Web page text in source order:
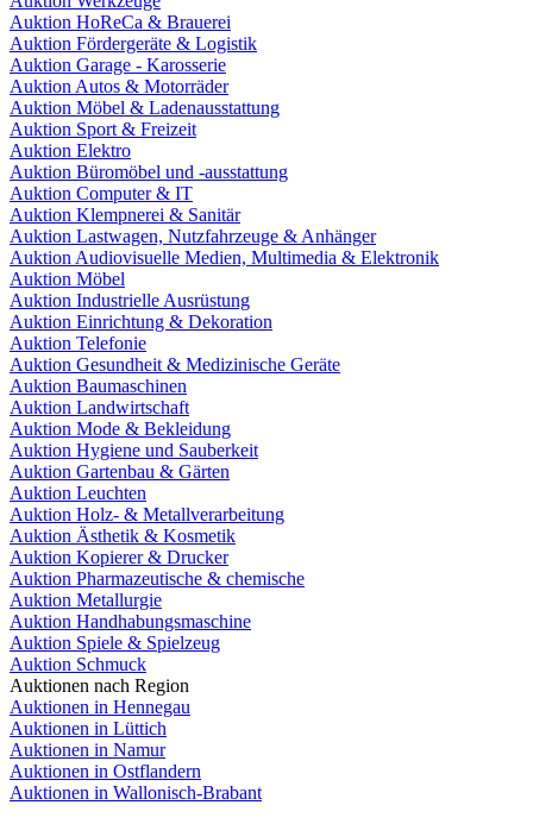
Auktion HoReCa & Brauerei
Auktion Fördergeräte & Logistik
Auktion Garage - Karosserie
Auktion Autos & Motorräder
Auktion Möbel & Ladenausstattung
Auktion Sport & Freizeit
Auktion Elektro
Auktion Büromöbel und -ausstattung
Auktion Computer & IT
Auktion Klempnerei & Sanitär
Auktion Lastwagen, Nutzfahrzeuge & Anhänger
Auktion Audiovisuelle Medien, Multimedia & Elektronik
Auktion Möbel
Auktion Industrielle Ausrüstung
Auktion Einrichtung & Dekoration
Auktion Telefonie
Auktion Gesundheit & Medizinische Geräte
Auktion Baumaschinen
Auktion Landwirtschaft
Auktion Mode & Bekleidung
Auktion Hygiene und Sauberkeit
Auktion Gartenbau & Gärten
Auktion Leuchten
Auktion Holz- & Metallverarbeitung
Auktion Ästhetik & Kosmetik
Auktion Kopierer & Drucker
Auktion Pharmazeutische & chemische
Auktion Metallurgie
Auktion Handhabungsmaschine
Auktion Spiele & Spielzeug
Auktion Schmuck
Auktionen nach Region
Auktionen in Hennegau
Auktionen in Lüttich
Auktionen in Namur
Auktionen in Ostflandern
Auktionen in Wallonisch-Brabant